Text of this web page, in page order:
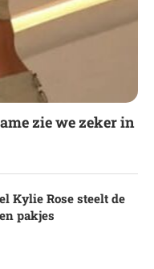
zie we zeker in
Kylie Rose steelt de
pakjes